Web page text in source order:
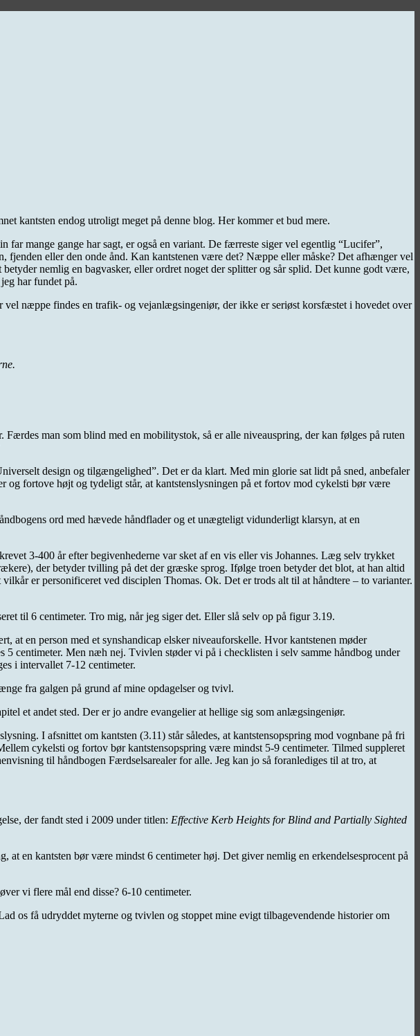
kantsten endog utroligt meget på denne blog. Her kommer et bud mere.
mange gange har sagt, er også en variant. De færreste siger vel egentlig “Lucifer”,
fjenden eller den onde ånd. Kan kantstenen være det? Næppe eller måske? Det afhænger vel
nemlig en bagvasker, eller ordret noget der splitter og sår splid. Det kunne godt være,
har fundet på.
næppe findes en trafik- og vejanlægsingeniør, der ikke er seriøst korsfæstet i hovedet over
man som blind med en mobilitystok, så er alle niveauspring, der kan følges på ruten
design og tilgængelighed”. Det er da klart. Med min glorie sat lidt på sned, anbefaler
og fortove højt og tydeligt står, at kantstenslysningen på et fortov mod cykelsti bør være
ord med hævede håndflader og et unægteligt vidunderligt klarsyn, at en
3-400 år efter begivenhederne var sket af en vis eller vis Johannes. Læg selv trykket
der betyder tvilling på det der græske sprog. Ifølge troen betyder det blot, at han altid
er personificeret ved disciplen Thomas. Ok. Det er trods alt til at håndtere – to varianter.
til 6 centimeter. Tro mig, når jeg siger det. Eller slå selv op på figur 3.19.
at en person med et synshandicap elsker niveauforskelle. Hvor kantstenen møder
centimeter. Men næh nej. Tvivlen støder vi på i checklisten i selv samme håndbog under
i intervallet 7-12 centimeter.
fra galgen på grund af mine opdagelser og tvivl.
et andet sted. Der er jo andre evangelier at hellige sig som anlægsingeniør.
I afsnittet om kantsten (3.11) står således, at kantstensopspring mod vognbane på fri
cykelsti og fortov bør kantstensopspring være mindst 5-9 centimeter. Tilmed suppleret
til håndbogen Færdselsarealer for alle. Jeg kan jo så foranlediges til at tro, at
der fandt sted i 2009 under titlen: Effective Kerb Heights for Blind and Partially Sighted
en kantsten bør være mindst 6 centimeter høj. Det giver nemlig en erkendelsesprocent på
vi flere mål end disse? 6-10 centimeter.
os få udryddet myterne og tvivlen og stoppet mine evigt tilbagevendende historier om